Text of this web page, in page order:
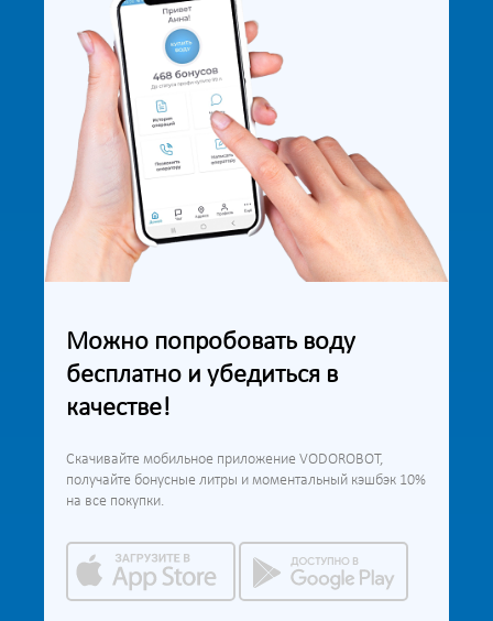
Можно попробовать воду
бесплатно и убедиться в
качестве!
Скачивайте мобильное приложение VODOROBOT,
получайте бонусные литры и моментальный кэшбэк 10%
на все покупки.